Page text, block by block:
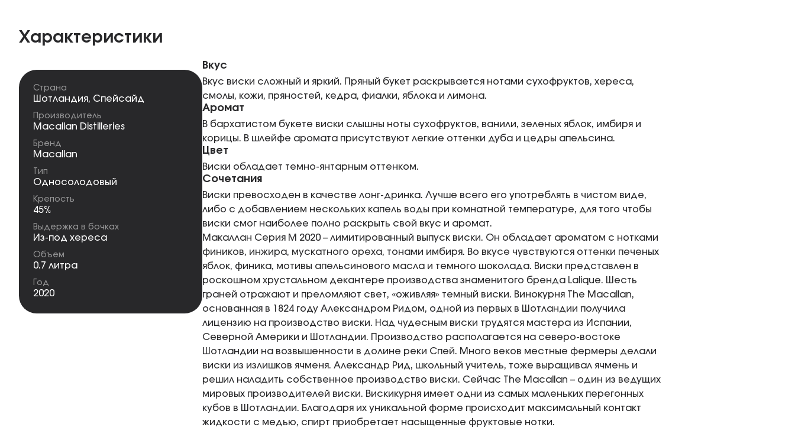
Характеристики
Страна
Шотландия, Спейсайд
Производитель
Macallan Distilleries
Бренд
Macallan
Тип
Односолодовый
Крепость
45%
Выдержка в бочках
Из-под хереса
Объем
0.7 литра
Год
2020
Вкус
Вкус виски сложный и яркий. Пряный букет раскрывается нотами сухофруктов, хереса,
смолы, кожи, пряностей, кедра, фиалки, яблока и лимона.
Аромат
В бархатистом букете виски слышны ноты сухофруктов, ванили, зеленых яблок, имбиря и
корицы. В шлейфе аромата присутствуют легкие оттенки дуба и цедры апельсина.
Цвет
Виски обладает темно-янтарным оттенком.
Сочетания
Виски превосходен в качестве лонг-дринка. Лучше всего его употреблять в чистом виде,
либо с добавлением нескольких капель воды при комнатной температуре, для того чтобы
виски смог наиболее полно раскрыть свой вкус и аромат.
Макаллан Серия М 2020 – лимитированный выпуск виски. Он обладает ароматом с нотками
фиников, инжира, мускатного ореха, тонами имбиря. Во вкусе чувствуются оттенки печеных
яблок, финика, мотивы апельсинового масла и темного шоколада. Виски представлен в
роскошном хрустальном декантере производства знаменитого бренда Lalique. Шесть
граней отражают и преломляют свет, «оживляя» темный виски. Винокурня The Macallan,
основанная в 1824 году Александром Ридом, одной из первых в Шотландии получила
лицензию на производство виски. Над чудесным виски трудятся мастера из Испании,
Северной Америки и Шотландии. Производство располагается на северо-востоке
Шотландии на возвышенности в долине реки Спей. Много веков местные фермеры делали
виски из излишков ячменя. Александр Рид, школьный учитель, тоже выращивал ячмень и
решил наладить собственное производство виски. Сейчас The Macallan – один из ведущих
мировых производителей виски. Вискикурня имеет одни из самых маленьких перегонных
кубов в Шотландии. Благодаря их уникальной форме происходит максимальный контакт
жидкости с медью, спирт приобретает насыщенные фруктовые нотки.